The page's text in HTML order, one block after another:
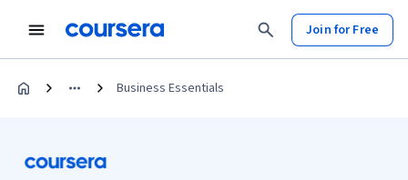
Join for Free
Business Essentials